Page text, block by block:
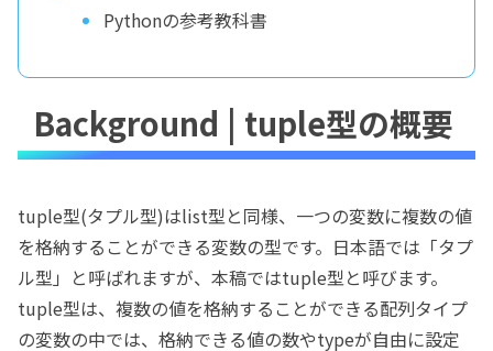
Pythonの参考教科書
Background | tuple型の概要
tuple型(タプル型)はlist型と同様、一つの変数に複数の値
を格納することができる変数の型です。日本語では「タプ
ル型」と呼ばれますが、本稿ではtuple型と呼びます。
tuple型は、複数の値を格納することができる配列タイプ
の変数の中では、格納できる値の数やtypeが自由に設定